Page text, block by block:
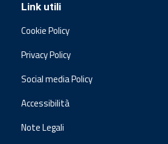
Link utili
Cookie Policy
Privacy Policy
Social media Policy
Accessibilità
Note Legali